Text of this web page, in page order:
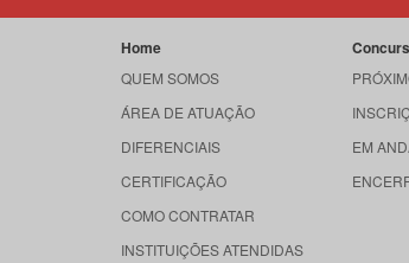
Home
QUEM SOMOS
ÁREA DE ATUAÇÃO
DIFERENCIAIS
CERTIFICAÇÃO
COMO CONTRATAR
INSTITUIÇÕES ATENDIDAS
EM